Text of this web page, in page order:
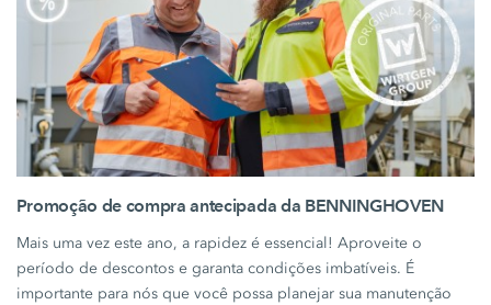
Promoção de compra antecipada da BENNINGHOVEN
Mais uma vez este ano, a rapidez é essencial! Aproveite o
período de descontos e garanta condições imbatíveis. É
importante para nós que você possa planejar sua manutenção